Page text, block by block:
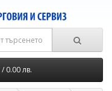
0.00 лв.